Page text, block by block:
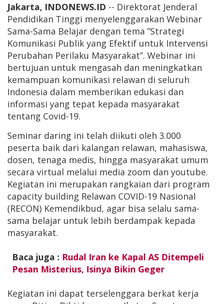
Jakarta, INDONEWS.ID -- Direktorat Jenderal
Pendidikan Tinggi menyelenggarakan Webinar
Sama-Sama Belajar dengan tema ”Strategi
Komunikasi Publik yang Efektif untuk Intervensi
Perubahan Perilaku Masyarakat”. Webinar ini
bertujuan untuk mengasah dan meningkatkan
kemampuan komunikasi relawan di seluruh
Indonesia dalam memberikan edukasi dan
informasi yang tepat kepada masyarakat
tentang Covid-19.
Seminar daring ini telah diikuti oleh 3.000
peserta baik dari kalangan relawan, mahasiswa,
dosen, tenaga medis, hingga masyarakat umum
secara virtual melalui media zoom dan youtube.
Kegiatan ini merupakan rangkaian dari program
capacity building Relawan COVID-19 Nasional
(RECON) Kemendikbud, agar bisa selalu sama-
sama belajar untuk lebih berdampak kepada
masyarakat.
Baca juga : Rudal Iran ke Kapal AS Ditempeli
Pesan Misterius, Isinya Bikin Geger
Kegiatan ini dapat terselenggara berkat kerja